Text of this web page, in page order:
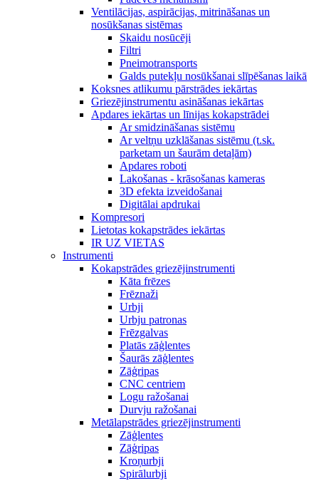
Ventilācijas, aspirācijas, mitrināšanas un
nosūkšanas sistēmas
Skaidu nosūcēji
Filtri
Pneimotransports
Galds putekļu nosūkšanai slīpēšanas laikā
Koksnes atlikumu pārstrādes iekārtas
Griezējinstrumentu asināšanas iekārtas
Apdares iekārtas un līnijas kokapstrādei
Ar smidzināšanas sistēmu
Ar veltņu uzklāšanas sistēmu (t.sk.
parketam un šaurām detaļām)
Apdares roboti
Lakošanas - krāsošanas kameras
3D efekta izveidošanai
Digitālai apdrukai
Kompresori
Lietotas kokapstrādes iekārtas
IR UZ VIETAS
Instrumenti
Kokapstrādes griezējinstrumenti
Kāta frēzes
Frēznaži
Urbji
Urbju patronas
Frēzgalvas
Platās zāģlentes
Šaurās zāģlentes
Zāģripas
CNC centriem
Logu ražošanai
Durvju ražošanai
Metālapstrādes griezējinstrumenti
Zāģlentes
Zāģripas
Kroņurbji
Spirālurbji